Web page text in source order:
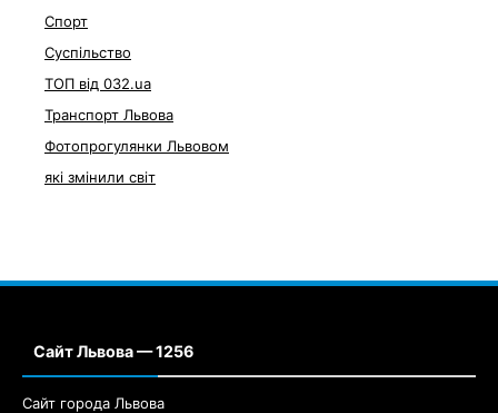
Спорт
Суспільство
ТОП від 032.ua
Транспорт Львова
Фотопрогулянки Львовом
які змінили світ
Сайт Львова — 1256
Сайт города Львова